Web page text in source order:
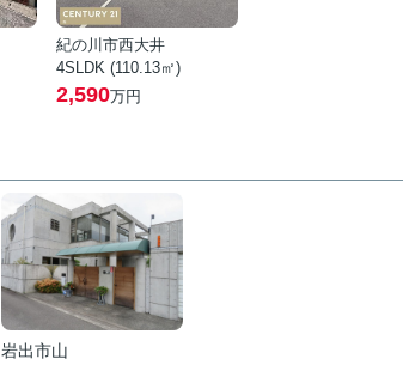
紀の川市西大井
4SLDK (110.13㎡)
2,590万円
岩出市山